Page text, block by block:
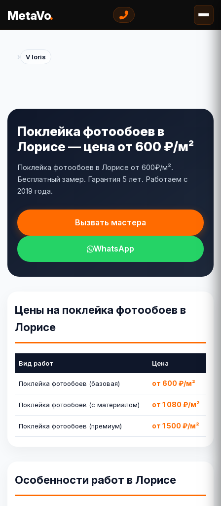
MetaVo.
› V loris
Поклейка фотообоев в
Лорисе — цена от 600 ₽/м²
Поклейка фотообоев в Лорисе от 600₽/м².
Бесплатный замер. Гарантия 5 лет. Работаем с
2019 года.
Вызвать мастера
WhatsApp
Цены на поклейка фотообоев в
Лорисе
Вид работ Цена
Поклейка фотообоев (базовая) от 600 ₽/м²
Поклейка фотообоев (с материалом) от 1 080 ₽/м²
Поклейка фотообоев (премиум) от 1 500 ₽/м²
Особенности работ в Лорисе